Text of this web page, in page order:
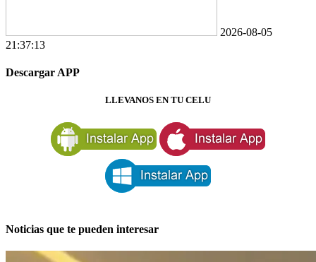
2026-08-05
21:37:13
Descargar APP
LLEVANOS EN TU CELU
Noticias que te pueden interesar